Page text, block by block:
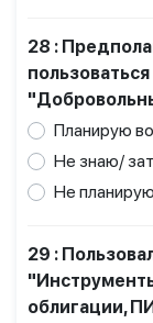
28 :
Планирую
Не знаю/
Не планирую
29 :
облигации,